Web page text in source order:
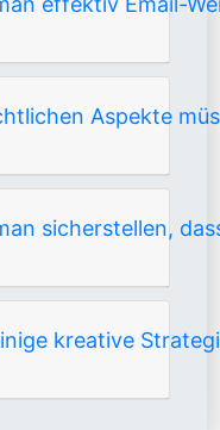
Aspekte
sicherstellen,
kreative